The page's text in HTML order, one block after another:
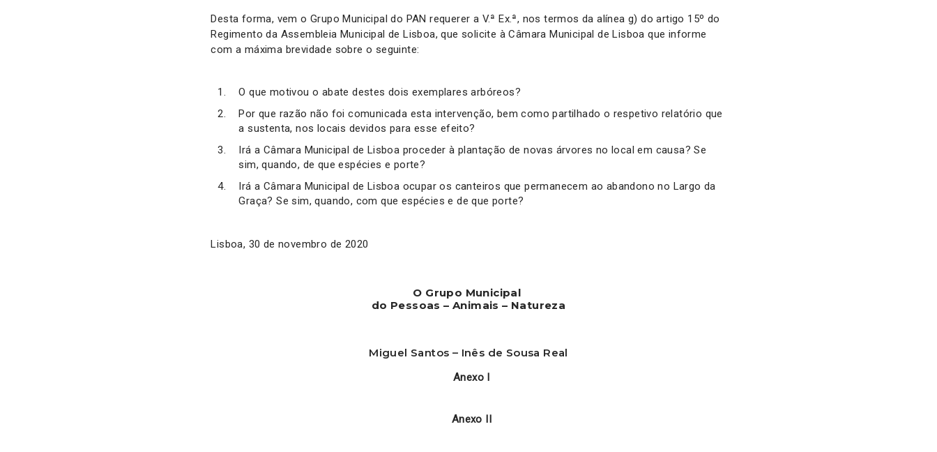
Desta forma, vem o Grupo Municipal do PAN requerer a V.ª Ex.ª, nos termos da alínea g) do artigo 15º do
Regimento da Assembleia Municipal de Lisboa, que solicite à Câmara Municipal de Lisboa que informe
com a máxima brevidade sobre o seguinte:
O que motivou o abate destes dois exemplares arbóreos?
Por que razão não foi comunicada esta intervenção, bem como partilhado o respetivo relatório que
a sustenta, nos locais devidos para esse efeito?
Irá a Câmara Municipal de Lisboa proceder à plantação de novas árvores no local em causa? Se
sim, quando, de que espécies e porte?
Irá a Câmara Municipal de Lisboa ocupar os canteiros que permanecem ao abandono no Largo da
Graça? Se sim, quando, com que espécies e de que porte?
Lisboa, 30 de novembro de 2020
O Grupo Municipal
do Pessoas – Animais – Natureza
Miguel Santos – Inês de Sousa Real
Anexo I
Anexo II